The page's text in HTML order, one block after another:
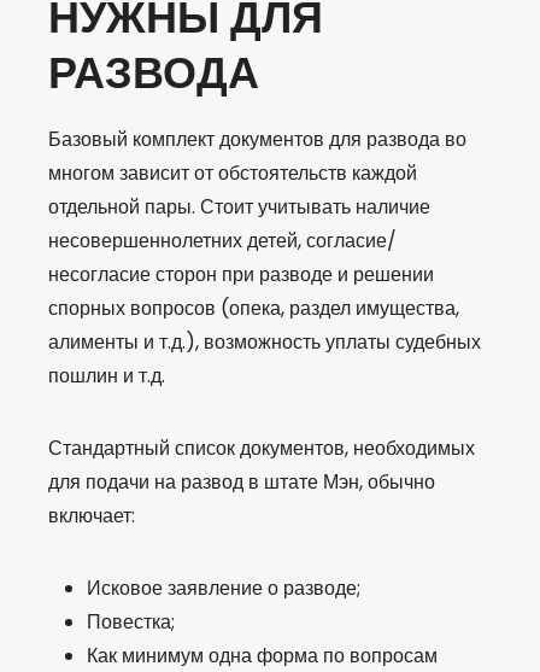
НУЖНЫ ДЛЯ
РАЗВОДА
Базовый комплект документов для развода во
многом зависит от обстоятельств каждой
отдельной пары. Стоит учитывать наличие
несовершеннолетних детей, согласие/
несогласие сторон при разводе и решении
спорных вопросов (опека, раздел имущества,
алименты и т.д.), возможность уплаты судебных
пошлин и т.д.
Стандартный список документов, необходимых
для подачи на развод в штате Мэн, обычно
включает:
Исковое заявление о разводе;
Повестка;
Как минимум одна форма по вопросам